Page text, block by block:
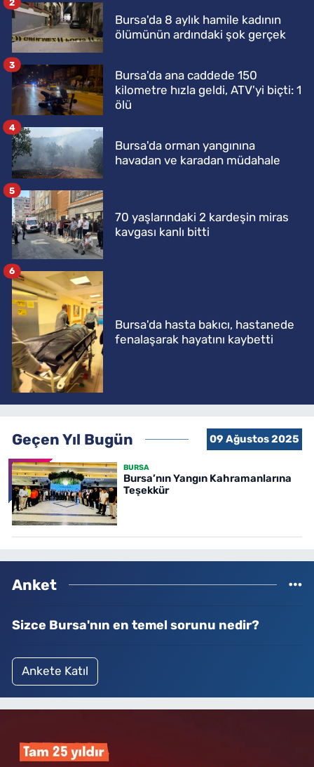
Bursa'da 8 aylık hamile kadının
ölümünün ardındaki şok gerçek
Bursa'da ana caddede 150
kilometre hızla geldi, ATV'yi biçti: 1
ölü
3
Bursa'da orman yangınına
havadan ve karadan müdahale
4
70 yaşlarındaki 2 kardeşin miras
kavgası kanlı bitti
5
Bursa'da hasta bakıcı, hastanede
fenalaşarak hayatını kaybetti
6
Geçen Yıl Bugün 09 Ağustos 2025
BURSA
Bursa’nın Yangın Kahramanlarına
Teşekkür
Anket
Sizce Bursa'nın en temel sorunu nedir?
Ankete Katıl